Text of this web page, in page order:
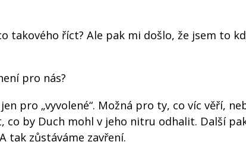
takového říct? Ale pak mi došlo, že jsem to
pro nás?
pro „vyvolené“. Možná pro ty, co víc věří,
co by Duch mohl v jeho nitru odhalit. Další
tak zůstáváme zavření.